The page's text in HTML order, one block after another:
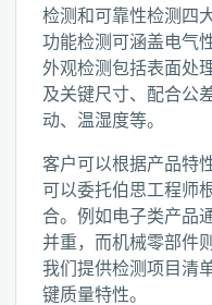
检测和可靠性检测四
功能检测可涵盖电气
外观检测包括表面处
及关键尺寸、配合公
动、温湿度等。
客户可以根据产品特
可以委托伯思工程师
合。例如电子类产品
并重，而机械零部件
我们提供检测项目清
键质量特性。